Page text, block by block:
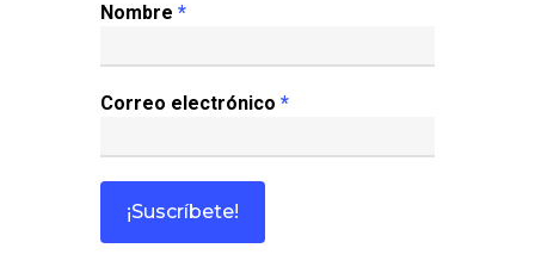
Nombre *
Correo electrónico *